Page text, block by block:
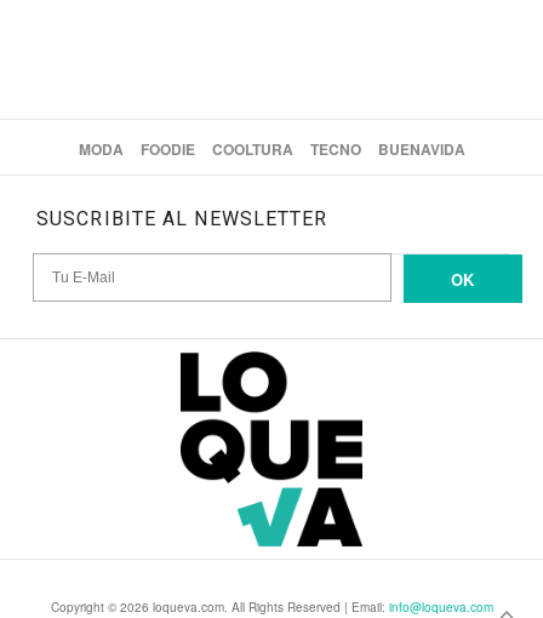
MODA FOODIE COOLTURA TECNO BUENAVIDA
SUSCRIBITE AL NEWSLETTER
OK
Copyright © 2026 loqueva.com. All Rights Reserved | Email: info@loqueva.com